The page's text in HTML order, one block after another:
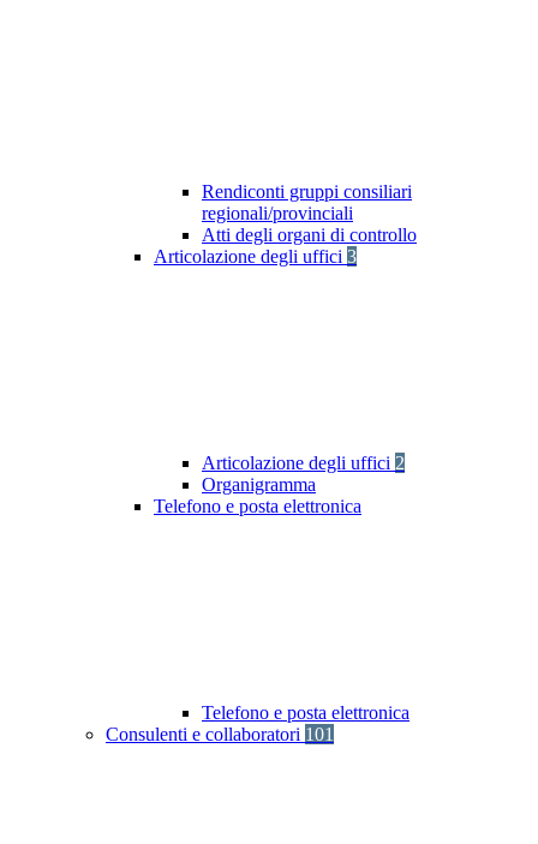
Rendiconti gruppi consiliari
regionali/provinciali
Atti degli organi di controllo
Articolazione degli uffici 3
Articolazione degli uffici 2
Organigramma
Telefono e posta elettronica
Telefono e posta elettronica
Consulenti e collaboratori 101